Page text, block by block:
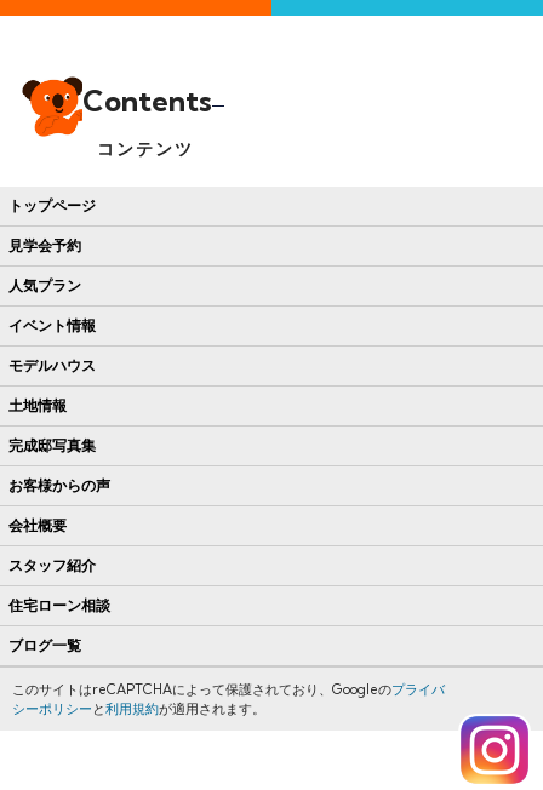
Contents
コンテンツ
トップページ
見学会予約
人気プラン
イベント情報
モデルハウス
土地情報
完成邸写真集
お客様からの声
会社概要
スタッフ紹介
住宅ローン相談
ブログ一覧
このサイトはreCAPTCHAによって保護されており、Googleのプライバ
シーポリシー と利用規約が適用されます。